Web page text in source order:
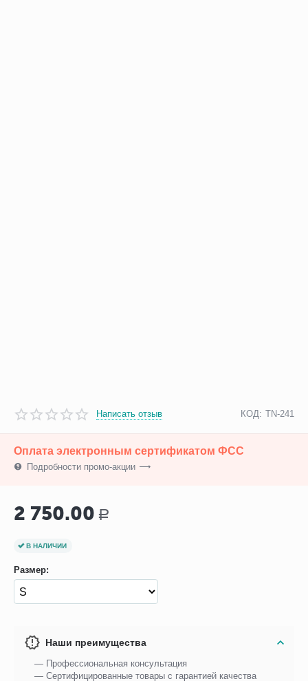
Написать отзыв КОД: TN-241
Оплата электронным сертификатом ФСС
Подробности промо-акции
2 750.00 Р
В НАЛИЧИИ
Размер:
Наши преимущества
— Профессиональная консультация
— Сертифицированные товары с гарантией качества